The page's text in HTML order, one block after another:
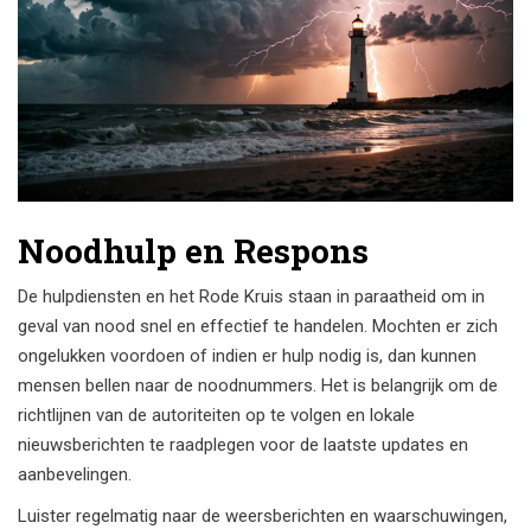
Noodhulp en Respons
De hulpdiensten en het Rode Kruis staan in paraatheid om in
geval van nood snel en effectief te handelen. Mochten er zich
ongelukken voordoen of indien er hulp nodig is, dan kunnen
mensen bellen naar de noodnummers. Het is belangrijk om de
richtlijnen van de autoriteiten op te volgen en lokale
nieuwsberichten te raadplegen voor de laatste updates en
aanbevelingen.
Luister regelmatig naar de weersberichten en waarschuwingen,